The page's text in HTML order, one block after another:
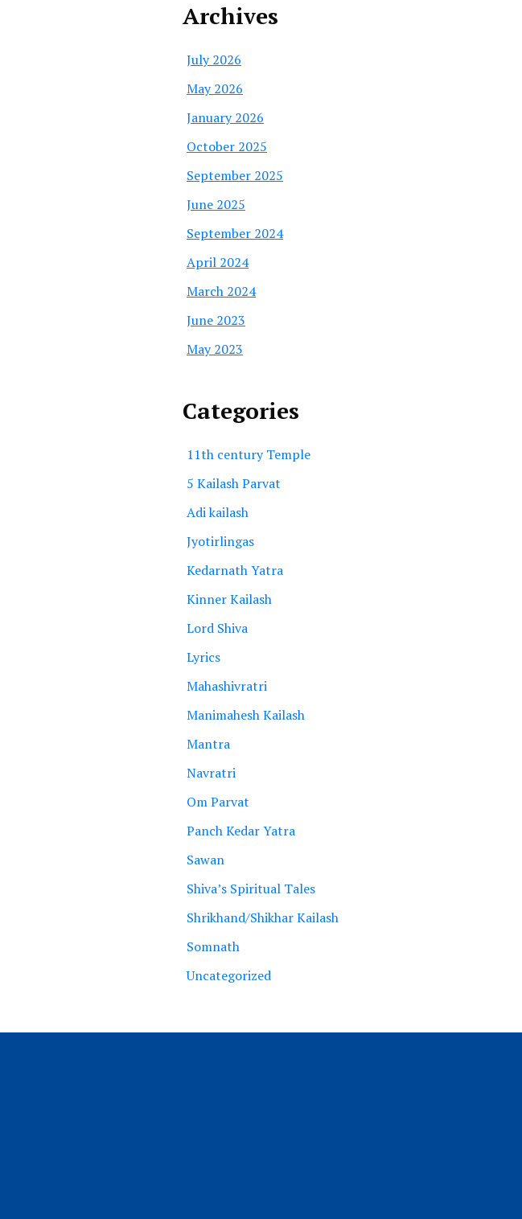
Archives
July 2026
May 2026
January 2026
October 2025
September 2025
June 2025
September 2024
April 2024
March 2024
June 2023
May 2023
Categories
11th century Temple
5 Kailash Parvat
Adi kailash
Jyotirlingas
Kedarnath Yatra
Kinner Kailash
Lord Shiva
Lyrics
Mahashivratri
Manimahesh Kailash
Mantra
Navratri
Om Parvat
Panch Kedar Yatra
Sawan
Shiva’s Spiritual Tales
Shrikhand/Shikhar Kailash
Somnath
Uncategorized